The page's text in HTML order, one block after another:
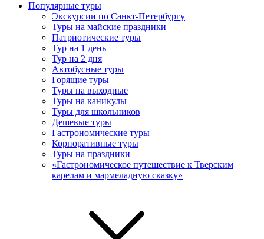
Популярные туры
Экскурсии по Санкт-Петербургу
Туры на майские праздники
Патриотические туры
Тур на 1 день
Тур на 2 дня
Автобусные туры
Горящие туры
Туры на выходные
Туры на каникулы
Туры для школьников
Дешевые туры
Гастрономические туры
Корпоративные туры
Туры на праздники
«Гастрономическое путешествие к Тверским
карелам и мармеладную сказку»